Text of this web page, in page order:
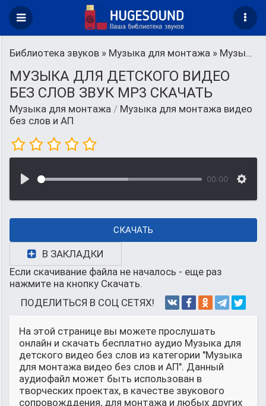
Библиотека звуков » Музыка для монтажа » Музыка для монтажа видео без слов и АП
МУЗЫКА ДЛЯ ДЕТСКОГО ВИДЕО
БЕЗ СЛОВ ЗВУК MP3 СКАЧАТЬ
Музыка для монтажа / Музыка для монтажа видео
без слов и АП
00:00
СКАЧАТЬ
В ЗАКЛАДКИ
Если скачивание файла не началось - еще раз
нажмите на кнопку Скачать.
ПОДЕЛИТЬСЯ В СОЦ СЕТЯХ!
На этой странице вы можете прослушать
онлайн и скачать бесплатно аудио Музыка для
детского видео без слов из категории "Музыка
для монтажа видео без слов и АП". Данный
аудиофайл может быть использован в
творческих проектах, в качестве звукового
сопровожддения, для монтажа и любых других